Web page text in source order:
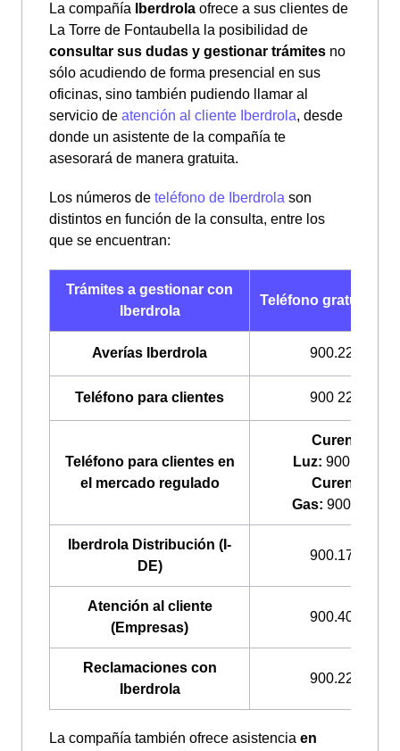
La compañía Iberdrola ofrece a sus clientes de
La Torre de Fontaubella la posibilidad de
consultar sus dudas y gestionar trámites no
sólo acudiendo de forma presencial en sus
oficinas, sino también pudiendo llamar al
servicio de atención al cliente Iberdrola, desde
donde un asistente de la compañía te
asesorará de manera gratuita.
Los números de teléfono de Iberdrola son
distintos en función de la consulta, entre los
que se encuentran:
Trámites a gestionar con
Iberdrola
Teléfono gratuito
Averías Iberdrola 900.224.522
Teléfono para clientes 900 225 235
Teléfono para clientes en
el mercado regulado
Curenergía
Luz:
Curenergía
Gas:
Iberdrola Distribución (I-
DE)
900.171.171
Atención al cliente
(Empresas)
900.400.408
Reclamaciones con
Iberdrola
900.225.235
La compañía también ofrece asistencia en